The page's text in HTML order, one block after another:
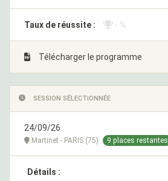
Taux de réussite : - %
Télécharger le programme
SESSION SÉLECTIONNÉE
24/09/26
Martinet - PARIS (75) 9 places restantes
Détails :